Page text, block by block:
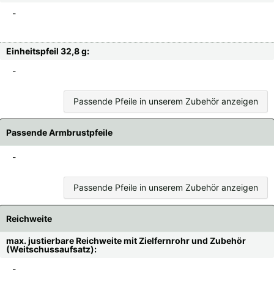
-
Einheitspfeil 32,8 g:
-
Passende Pfeile in unserem Zubehör anzeigen
Passende Armbrustpfeile
-
Passende Pfeile in unserem Zubehör anzeigen
Reichweite
max. justierbare Reichweite mit Zielfernrohr und Zubehör
(Weitschussaufsatz):
-